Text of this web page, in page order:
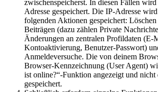
zwischenspeicherst. In diesen Fällen
Adresse gespeichert. Die IP-Adresse
folgenden Aktionen gespeichert:
Beiträgen (dazu zählen Private
Änderungen an zentralen Profildaten (E-
Kontoaktivierung, Benutzer-Passwort)
Anmeldeversuche. Die von deinem
Browser-Kennzeichnung (User Agent)
ist online?“-Funktion angezeigt und nicht
gespeichert.